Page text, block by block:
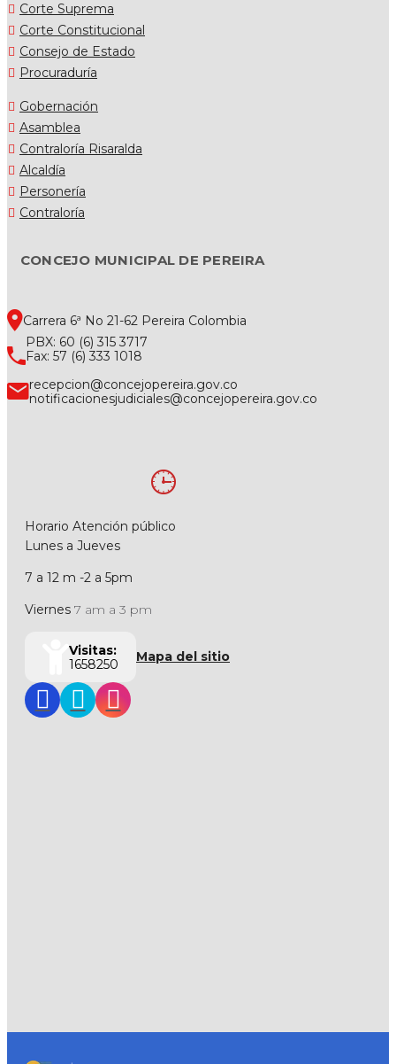
Corte Suprema
Corte Constitucional
Consejo de Estado
Procuraduría
Gobernación
Asamblea
Contraloría Risaralda
Alcaldía
Personería
Contraloría
CONCEJO MUNICIPAL DE PEREIRA
Carrera 6ª No 21-62 Pereira Colombia
PBX: 60 (6) 315 3717
Fax: 57 (6) 333 1018
recepcion@concejopereira.gov.co
notificacionesjudiciales@concejopereira.gov.co
Horario Atención público
Lunes a Jueves
7 a 12 m -2 a 5pm
Viernes 7 am a 3 pm
Visitas:
1658250
Mapa del sitio